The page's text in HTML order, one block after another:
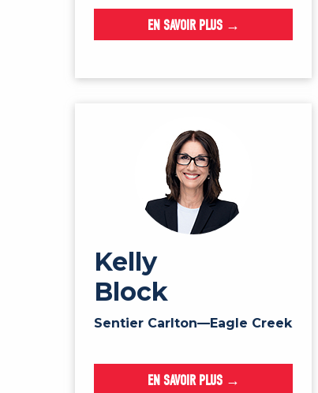
EN SAVOIR PLUS →
Kelly
Block
Sentier Carlton—Eagle Creek
EN SAVOIR PLUS →